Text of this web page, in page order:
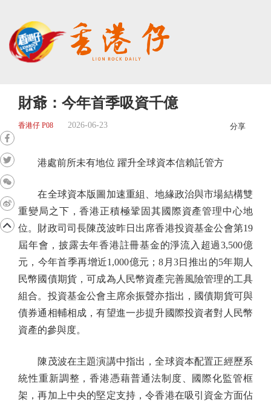
財爺：今年首季吸資千億
香港仔 P08 2026-06-23 分享
港處前所未有地位 躍升全球資本信賴託管方
在全球資本版圖加速重組、地緣政治與市場結構雙
重變局之下，香港正積極鞏固其國際資產管理中心地
位。財政司司長陳茂波昨日出席香港投資基金公會第19
屆年會，披露去年香港註冊基金的淨流入超過3,500億
元，今年首季再增近1,000億元；8月3日推出的5年期人
民幣國債期貨，可成為人民幣資產完善風險管理的工具
組合。投資基金公會主席余振聲亦指出，國債期貨可與
債券通相輔相成，有望進一步提升國際投資者對人民幣
資產的參與度。
陳茂波在主題演講中指出，全球資本配置正經歷系
統性重新調整，香港憑藉普通法制度、國際化監管框
架，再加上中央的堅定支持，令香港在吸引資金方面佔